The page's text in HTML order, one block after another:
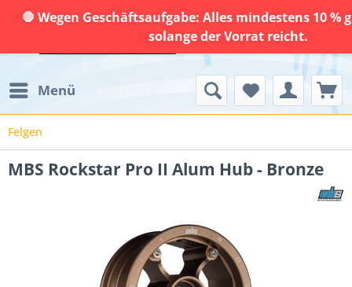
🛑 Wegen Geschäftsaufgabe: Alles mindestens 10 %
solange der Vorrat reicht.
Menü
Felgen
MBS Rockstar Pro II Alum Hub - Bronze